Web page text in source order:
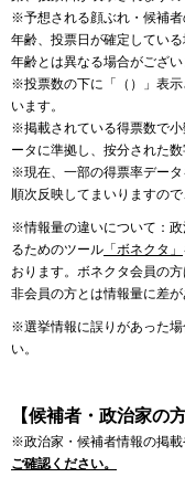
※予想される顔ぶれ・候補
年齢、投票日が確定してい
年齢とは異なる場合がござ
※投票数の下に「（）」表
います。
※掲載されている得票数で
ータに準拠し、按分された数
※現在、一部の得票率データ
順次反映してまいりますの
※情報量の違いについて：
るためのツール 「ボネクタ」
おります。ボネクタ会員の
非会員の方とは情報量に差が
※選挙情報に誤りがあった
い。
【候補者・政治家の方
※政治家・候補者情報の掲載
ご確認ください。